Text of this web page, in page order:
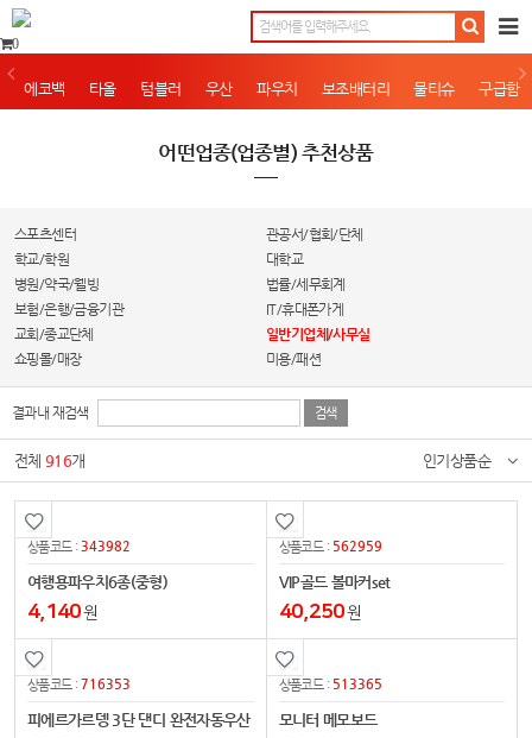
0
에코백 타올 텀블러 우산 파우치 보조배터리 물티슈 구급함
어떤업종(업종별) 추천상품
스포츠센터
관공서/협회/단체
학교/학원
대학교
병원/약국/웰빙
법률/세무회계
보험/은행/금융기관
IT/휴대폰가게
교회/종교단체
일반기업체/사무실
쇼핑몰/매장
미용/패션
결과내 재검색
전체916개 인기상품순
상품코드 :343982
여행용파우치6종(중형)
4,140원
상품코드 : 562959
VIP골드 볼마커set
40,250원
상품코드 :716353
피에르가르뎅 3단 댄디 완전자동우산
상품코드 : 513365
모니터 메모보드